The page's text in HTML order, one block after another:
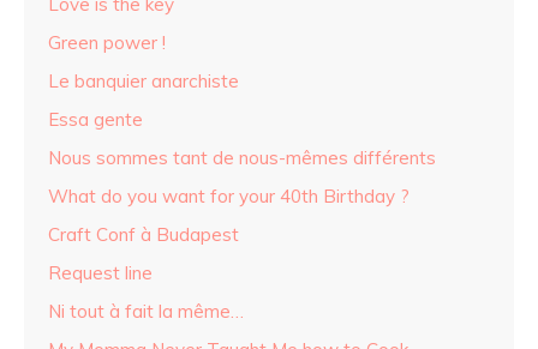
Green power !
Le banquier anarchiste
Essa gente
Nous sommes tant de nous-mêmes différents
What do you want for your 40th Birthday ?
Craft Conf à Budapest
Request line
Ni tout à fait la même…